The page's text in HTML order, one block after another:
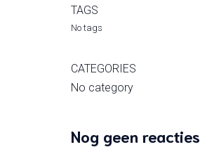
TAGS
No tags
CATEGORIES
No category
Nog geen reacties